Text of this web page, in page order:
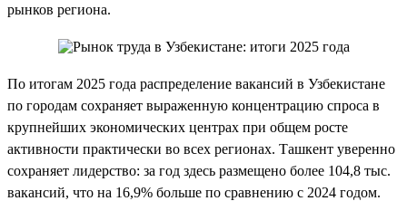
рынков региона.
По итогам 2025 года распределение вакансий в Узбекистане
по городам сохраняет выраженную концентрацию спроса в
крупнейших экономических центрах при общем росте
активности практически во всех регионах. Ташкент уверенно
сохраняет лидерство: за год здесь размещено более 104,8 тыс.
вакансий, что на 16,9% больше по сравнению с 2024 годом.